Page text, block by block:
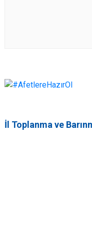
İl Toplanma ve